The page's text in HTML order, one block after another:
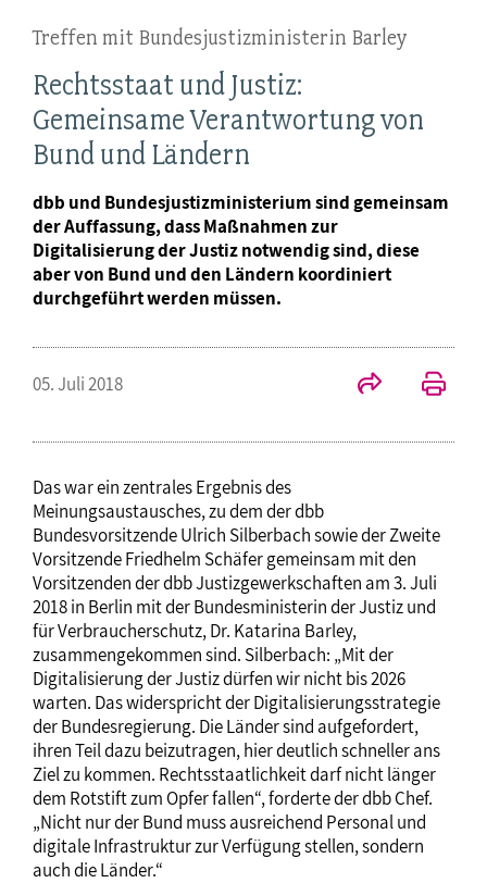
Treffen mit Bundesjustizministerin Barley
Rechtsstaat und Justiz:
Gemeinsame Verantwortung von
Bund und Ländern
dbb und Bundesjustizministerium sind gemeinsam
der Auffassung, dass Maßnahmen zur
Digitalisierung der Justiz notwendig sind, diese
aber von Bund und den Ländern koordiniert
durchgeführt werden müssen.
05. Juli 2018
Das war ein zentrales Ergebnis des
Meinungsaustausches, zu dem der dbb
Bundesvorsitzende Ulrich Silberbach sowie der Zweite
Vorsitzende Friedhelm Schäfer gemeinsam mit den
Vorsitzenden der dbb Justizgewerkschaften am 3. Juli
2018 in Berlin mit der Bundesministerin der Justiz und
für Verbraucherschutz, Dr. Katarina Barley,
zusammengekommen sind. Silberbach: „Mit der
Digitalisierung der Justiz dürfen wir nicht bis 2026
warten. Das widerspricht der Digitalisierungsstrategie
der Bundesregierung. Die Länder sind aufgefordert,
ihren Teil dazu beizutragen, hier deutlich schneller ans
Ziel zu kommen. Rechtsstaatlichkeit darf nicht länger
dem Rotstift zum Opfer fallen“, forderte der dbb Chef.
„Nicht nur der Bund muss ausreichend Personal und
digitale Infrastruktur zur Verfügung stellen, sondern
auch die Länder.“